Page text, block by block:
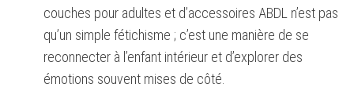
couches pour adultes et d’accessoires ABDL n’est pas
qu’un simple fétichisme ; c’est une manière de se
reconnecter à l’enfant intérieur et d’explorer des
émotions souvent mises de côté.